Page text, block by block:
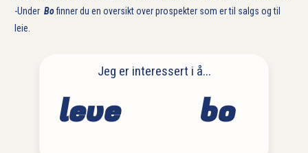
-UnderBofinner du en oversikt over prospekter som er til salgs og til
leie.
Jeg er interessert i å...
leve bo